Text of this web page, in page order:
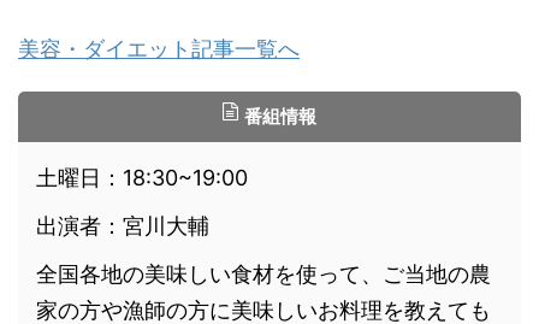
美容・ダイエット記事一覧へ
番組情報
土曜日：18:30~19:00
出演者：宮川大輔
全国各地の美味しい食材を使って、ご当地の農
家の方や漁師の方に美味しいお料理を教えても